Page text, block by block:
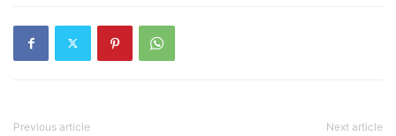
Previous article Next article